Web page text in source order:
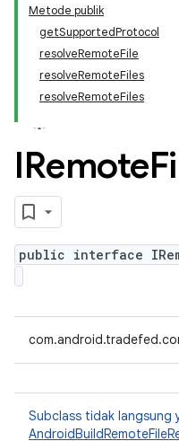
Metode publik
getSupportedProtocol
resolveRemoteFile
resolveRemoteFiles
resolveRemoteFiles
IRemote
public interface
Subclass tidak langsung